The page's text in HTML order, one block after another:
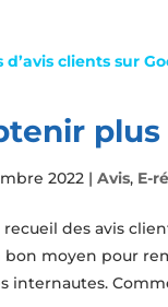
plus
2022 |Avis, E-
des avis
bon moyen pour
internautes.